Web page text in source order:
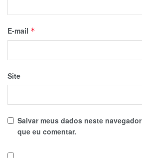
E-mail *
Site
Salvar meus dados neste
que eu comentar.